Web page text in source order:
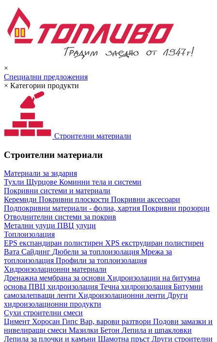
×
Специални предложения
× Категории продукти
Строителни материали
Строителни материали
Материали за зидария
Тухли Щурцове Коминни тела и системи
Покривни системи и материали
Керемиди Покривни плоскости Покривни аксесоари
Подпокривни материали - фолиа, хартия Покривни прозорци
Отводнителни системи за покрив
Метални улуци ПВЦ улуци
Топлоизолация
EPS експандиран полистирен XPS екструдиран полистирен
Вата Сайдинг Дюбели за топлоизолация Мрежа за
топлоизолация Профили за топлоизолация
Хидроизолационни материали
Дренажна мембрана за основи Хидроизолации на битумна
основа ПВЦ хидроизолация Течна хидроизолация Битумни
самозалепващи ленти Хидроизолационни ленти Други
хидроизолационни продукти
Сухи строителни смеси
Цимент Хоросан Гипс Вар, варови разтвори Подови замазки и
нивелиращи смеси Мазилки Бетон Лепила и шпакловки
Лепила за плочки и камъни Шамотна пръст Други строителни